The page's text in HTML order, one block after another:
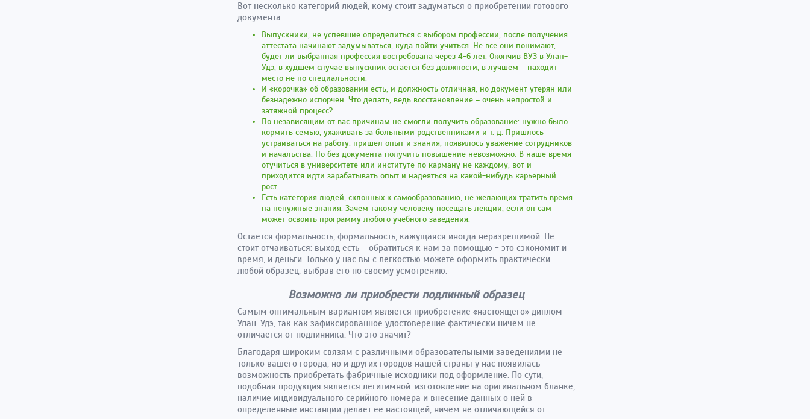
Вот несколько категорий людей, кому стоит задуматься о приобретении готового
документа:
Выпускники, не успевшие определиться с выбором профессии, после получения
аттестата начинают задумываться, куда пойти учиться. Не все они понимают,
будет ли выбранная профессия востребована через 4-6 лет. Окончив ВУЗ в Улан-
Удэ, в худшем случае выпускник остается без должности, в лучшем – находит
место не по специальности.
И «корочка» об образовании есть, и должность отличная, но документ утерян или
безнадежно испорчен. Что делать, ведь восстановление – очень непростой и
затяжной процесс?
По независящим от вас причинам не смогли получить образование: нужно было
кормить семью, ухаживать за больными родственниками и т. д. Пришлось
устраиваться на работу: пришел опыт и знания, появилось уважение сотрудников
и начальства. Но без документа получить повышение невозможно. В наше время
отучиться в университете или институте по карману не каждому, вот и
приходится идти зарабатывать опыт и надеяться на какой-нибудь карьерный
рост.
Есть категория людей, склонных к самообразованию, не желающих тратить время
на ненужные знания. Зачем такому человеку посещать лекции, если он сам
может освоить программу любого учебного заведения.
Остается формальность, формальность, кажущаяся иногда неразрешимой. Не
стоит отчаиваться: выход есть – обратиться к нам за помощью - это сэкономит и
время, и деньги. Только у нас вы с легкостью можете оформить практически
любой образец, выбрав его по своему усмотрению.
Возможно ли приобрести подлинный образец
Самым оптимальным вариантом является приобретение «настоящего» диплом
Улан-Удэ, так как зафиксированное удостоверение фактически ничем не
отличается от подлинника. Что это значит?
Благодаря широким связям с различными образовательными заведениями не
только вашего города, но и других городов нашей страны у нас появилась
возможность приобретать фабричные исходники под оформление. По сути,
подобная продукция является легитимной: изготовление на оригинальном бланке,
наличие индивидуального серийного номера и внесение данных о ней в
определенные инстанции делает ее настоящей, ничем не отличающейся от